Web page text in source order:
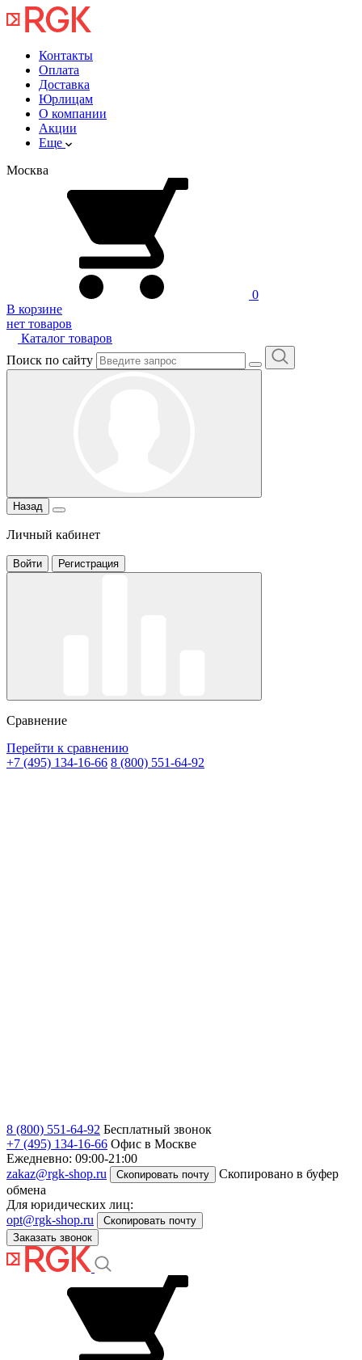
Контакты
Оплата
Доставка
Юрлицам
О компании
Акции
Еще
Москва
0
В корзине
нет товаров
Каталог товаров
Поиск по сайту
Назад
Личный кабинет
Войти Регистрация
Сравнение
Перейти к сравнению
+7 (495) 134-16-66 8 (800) 551-64-92
8 (800) 551-64-92 Бесплатный звонок
+7 (495) 134-16-66 Офис в Москве
Ежедневно: 09:00-21:00
zakaz@rgk-shop.ru
Скопировать почту
Скопировано в буфер
обмена
Для юридических лиц:
opt@rgk-shop.ru
Скопировать почту
Заказать звонок